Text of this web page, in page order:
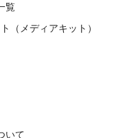
覧
（メディアキット）
いて